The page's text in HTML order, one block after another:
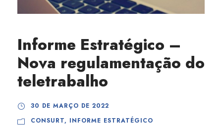
Informe Estratégico –
Nova regulamentação do
teletrabalho
30 DE MARÇO DE 2022
CONSURT, INFORME ESTRATÉGICO